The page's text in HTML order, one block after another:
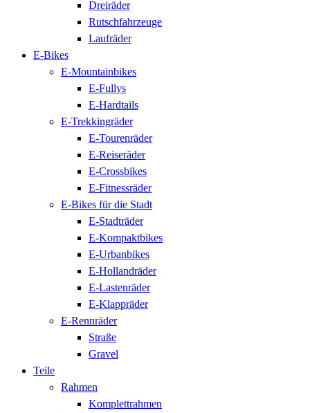
Dreiräder
Rutschfahrzeuge
Laufräder
E-Bikes
E-Mountainbikes
E-Fullys
E-Hardtails
E-Trekkingräder
E-Tourenräder
E-Reiseräder
E-Crossbikes
E-Fitnessräder
E-Bikes für die Stadt
E-Stadträder
E-Kompaktbikes
E-Urbanbikes
E-Hollandräder
E-Lastenräder
E-Klappräder
E-Rennräder
Straße
Gravel
Teile
Rahmen
Komplettrahmen